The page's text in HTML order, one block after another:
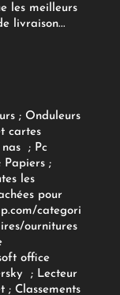
les meilleurs
livraison...
; Onduleurs
cartes
; Pc
Papiers;
les
pour
categori
ournitures
office
; Lecteur
; Classements